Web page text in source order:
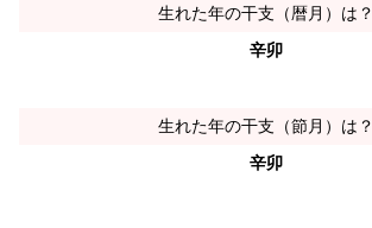
生れた年の干支（暦月）は？
辛卯
生れた年の干支（節月）は？
辛卯